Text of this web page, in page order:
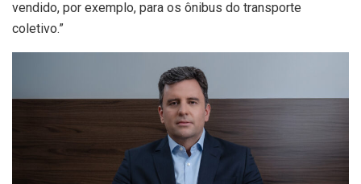
vendido, por exemplo, para os ônibus do transporte
coletivo.”